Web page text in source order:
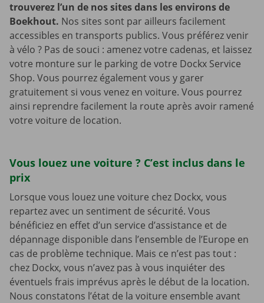
trouverez l’un de nos sites dans les environs de
Boekhout. Nos sites sont par ailleurs facilement
accessibles en transports publics. Vous préférez venir
à vélo ? Pas de souci : amenez votre cadenas, et laissez
votre monture sur le parking de votre Dockx Service
Shop. Vous pourrez également vous y garer
gratuitement si vous venez en voiture. Vous pourrez
ainsi reprendre facilement la route après avoir ramené
votre voiture de location.
Vous louez une voiture ? C’est inclus dans le
prix
Lorsque vous louez une voiture chez Dockx, vous
repartez avec un sentiment de sécurité. Vous
bénéficiez en effet d’un service d’assistance et de
dépannage disponible dans l’ensemble de l’Europe en
cas de problème technique. Mais ce n’est pas tout :
chez Dockx, vous n’avez pas à vous inquiéter des
éventuels frais imprévus après le début de la location.
Nous constatons l’état de la voiture ensemble avant